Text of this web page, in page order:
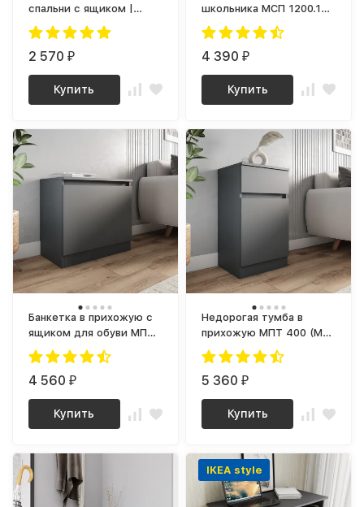
спальни с ящиком |
Тумбочка в спальню
ТПМ 400.1 (МП) графит
мори
2 570₽
Купить
школьника МСП 1200.1
(МП) Графит, МС Мори
4 390₽
Купить
Банкетка в прихожую с
ящиком для обуви МПТ
600 (МП) недорого,
ЛДСП Графит МС Мори
4 560₽
Купить
Недорогая тумба в
прихожую МПТ 400 (МП)
ЛДСП Графит, МС мори
5 360₽
Купить
IKEA style